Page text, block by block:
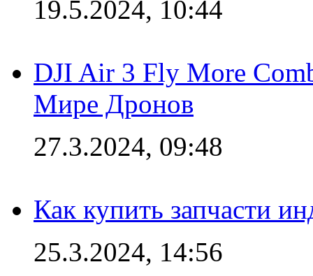
19.5.2024, 10:44
DJI Air 3 Fly More
Мире Дронов
27.3.2024, 09:48
Как купить запчасти
25.3.2024, 14:56